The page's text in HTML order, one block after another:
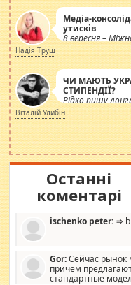
Медіа-
утисків
8 вересня –
журналістів.
Надія Труш
ЧИ МАЮТЬ
СТИПЕНДІЇ?
Рідко пишу
просто
навколо
роздувається
Віталій Улибін
Останні
коментарі
ischenko peter: ⇒
Gor:Сейчас
причем
стандартные